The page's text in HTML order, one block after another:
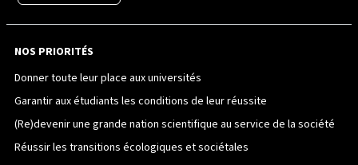
NOS PRIORITÉS
Donner toute leur place aux universités
Garantir aux étudiants les conditions de leur réussite
(Re)devenir une grande nation scientifique au service de la société
Réussir les transitions écologiques et sociétales